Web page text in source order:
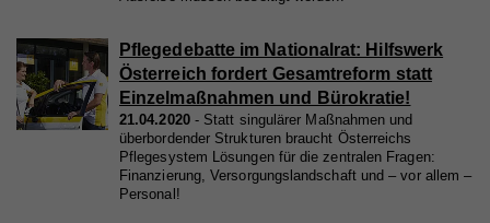
Pflegedebatte im Nationalrat: Hilfswerk
Österreich fordert Gesamtreform statt
Einzelmaßnahmen und Bürokratie!
21.04.2020
Statt singulärer Maßnahmen und
überbordender Strukturen braucht Österreichs
Pflegesystem Lösungen für die zentralen Fragen:
Finanzierung, Versorgungslandschaft und – vor allem –
Personal!